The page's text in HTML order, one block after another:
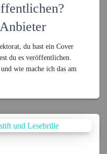
du hast ein Cover
du es veröffentlichen.
wie mache ich das am